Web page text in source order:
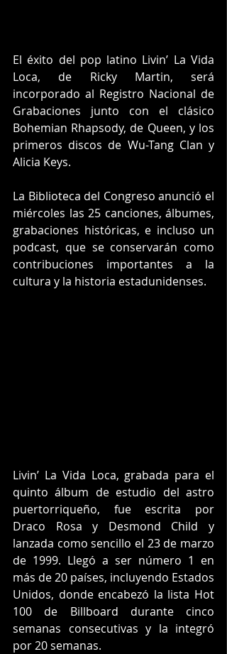
El éxito del pop latino Livin’ La Vida
Loca, de Ricky Martin, será
incorporado al Registro Nacional de
Grabaciones junto con el clásico
Bohemian Rhapsody, de Queen, y los
primeros discos de Wu-Tang Clan y
Alicia Keys.
La Biblioteca del Congreso anunció el
miércoles las 25 canciones, álbumes,
grabaciones históricas, e incluso un
podcast, que se conservarán como
contribuciones importantes a la
cultura y la historia estadunidenses.
Livin’ La Vida Loca, grabada para el
quinto álbum de estudio del astro
puertorriqueño, fue escrita por
Draco Rosa y Desmond Child y
lanzada como sencillo el 23 de marzo
de 1999. Llegó a ser número 1 en
más de 20 países, incluyendo Estados
Unidos, donde encabezó la lista Hot
100 de Billboard durante cinco
semanas consecutivas y la integró
por 20 semanas.